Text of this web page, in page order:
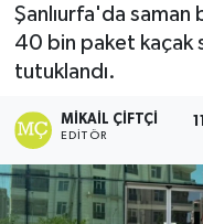
Şanlıurfa'da saman
40 bin paket kaçak
tutuklandı.
MIKAIL ÇIFTÇI
EDITÖR
Dünya
Eğitim
Ekonomi
Genel
Tüm Manşetler
Son Dakika
Haber Arşivi